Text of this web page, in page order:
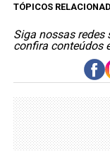
TÓPICOS
Siga nossas
confira conteúdos